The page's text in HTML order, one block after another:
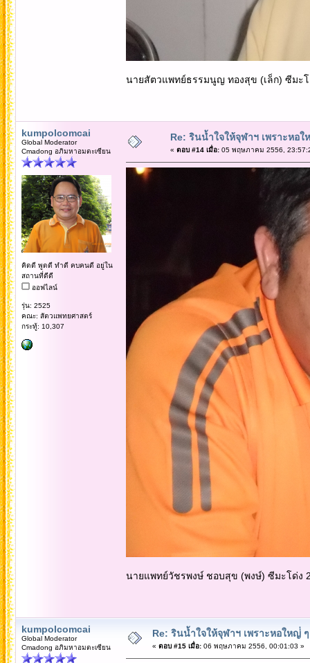
นายสัตวแพทย์ธรรมนูญ ทองสุข (เล็ก) ซีมะ
kumpolcomcai
Global Moderator
Cmadong อภิมหาอมตะเซียน
คิดดี พูดดี ทำดี คบคนดี อยู่ใน
สถานที่ดีดี
ออฟไลน์
รุ่น: 2525
คณะ: สัตวแพทยศาสตร์
กระทู้: 10,307
Re: รินน้ำใจให้จุฬาฯ เพราะหอใ
« ตอบ #14 เมื่อ:05 พฤษภาคม 2556,
นายแพทย์วัชรพงษ์ ชอบสุข (พงษ์) ซีมะโด่ง
kumpolcomcai
Global Moderator
Cmadong อภิมหาอมตะเซียน
Re: รินน้ำใจให้จุฬาฯ เพราะหอใหญ่่
« ตอบ #15 เมื่อ:06 พฤษภาคม 2556, 00:01:03 »